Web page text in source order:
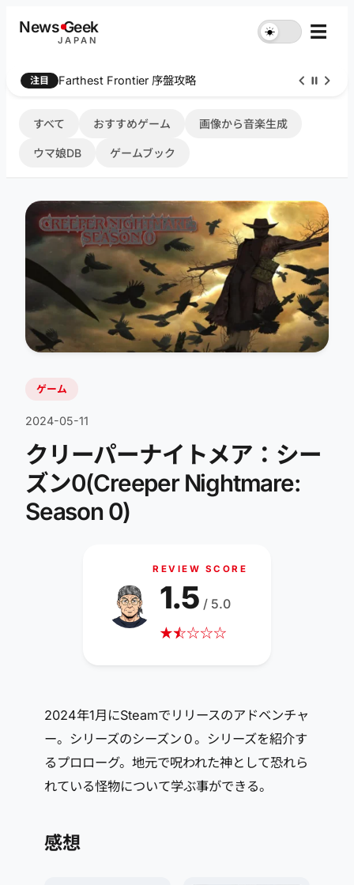
NewsGeek
JAPAN
☀︎ ☰
注目 Farthest Frontier 序盤攻略
すべて おすすめゲーム 画像から音楽生成
ウマ娘DB ゲームブック
ゲーム
2024-05-11
クリーパーナイトメア：シー
ズン0(Creeper Nightmare:
Season 0)
REVIEW SCORE
★☆
★☆☆☆
1.5 / 5.0
2024年1月にSteamでリリースのアドベンチャ
ー。シリーズのシーズン０。シリーズを紹介す
るプロローグ。地元で呪われた神として恐れら
れている怪物について学ぶ事ができる。
感想